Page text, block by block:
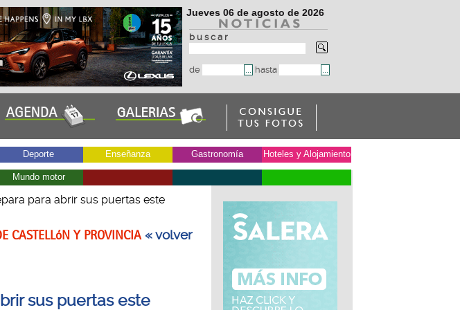
Jueves 06 de agosto de 2026
b u s c a r
de hasta
Deporte Enseñanza Gastronomía Hoteles y Alojamiento
Mundo motor
para abrir sus puertas este
CASTELLóN Y PROVINCIA« volver
sus puertas este